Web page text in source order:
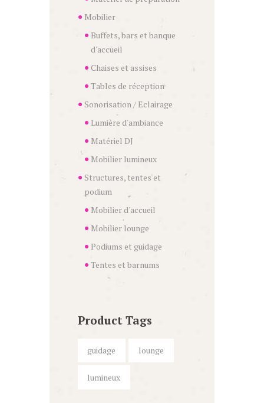
Mobilier
Buffets, bars et banque
d'accueil
Chaises et assises
Tables de réception
Sonorisation / Eclairage
Lumière d'ambiance
Matériel DJ
Mobilier lumineux
Structures, tentes et
podium
Mobilier d'accueil
Mobilier lounge
Podiums et guidage
Tentes et barnums
Product Tags
guidage lounge
lumineux